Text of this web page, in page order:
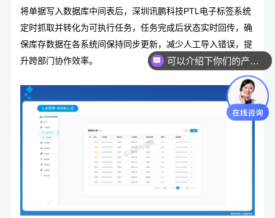
将单据写入数据库中间表后，深圳 讯鹏科技PTL电子标签系统
定时抓取并转化为可执行任务，任务完成后状态实时回传，确
保库存数据在各系统间保持同步更新，减少人工导入错误，提
升跨部门协作效率。
可以介绍下你们的产品么？
你们是怎么收费的呢？